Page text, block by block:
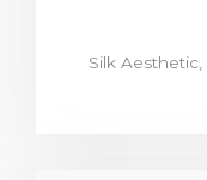
Silk Aesthetic